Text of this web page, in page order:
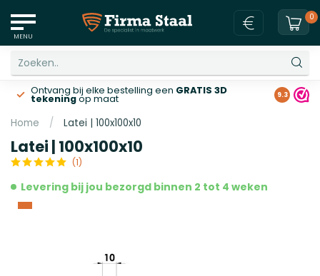
MENU
0
Ontvang bij elke bestelling een GRATIS 3D
tekeningop maat Gratis
9.3
Home / Latei | 100x100x10
Latei | 100x100x10
(1)
Levering bij jou bezorgd binnen 2 tot 4 weken